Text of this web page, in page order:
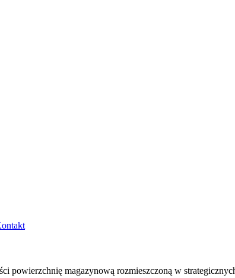
powierzchnię magazynową rozmieszczoną w